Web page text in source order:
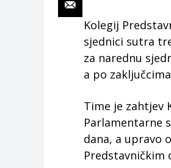
Kolegij
sjednici sutra
za narednu
a po
Time je zahtjev
Parlamentarne
dana, a upravo
Predstavničkim